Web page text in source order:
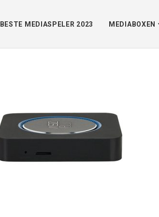
BESTE MEDIASPELER 2023 MEDIABOXEN